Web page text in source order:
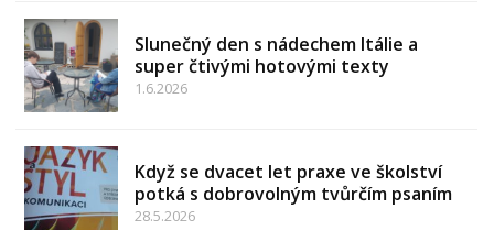
Slunečný den s nádechem Itálie a
super čtivými hotovými texty
1.6.2026
Když se dvacet let praxe ve školství
potká s dobrovolným tvůrčím psaním
28.5.2026